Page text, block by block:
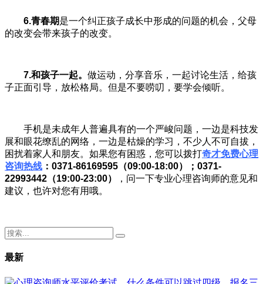
6.青春期是一个纠正孩子成长中形成的问题的机会，父母
的改变会带来孩子的改变。
7.和孩子一起。 做运动，分享音乐，一起讨论生活，给孩
子正面引导，放松格局。但是不要唠叨，要学会倾听。
手机是未成年人普遍具有的一个严峻问题，一边是科技发
展和眼花缭乱的网络，一边是枯燥的学习，不少人不可自拔，
困扰着家人和朋友。如果您有困惑，您可以拨打奇才免费心理
咨询热线 ：0371-86169595（09:00-18:00）；0371-
22993442（19:00-23:00）
，问一下专业心理咨询师的意见和
建议，也许对您有用哦。
最新